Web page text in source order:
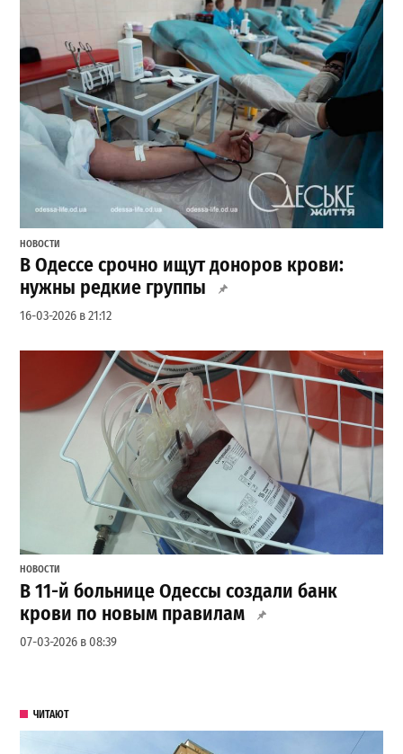
НОВОСТИ
В Одессе срочно ищут доноров крови:
нужны редкие группы
16-03-2026 в 21:12
НОВОСТИ
В 11-й больнице Одессы создали банк
крови по новым правилам
07-03-2026 в 08:39
ЧИТАЮТ